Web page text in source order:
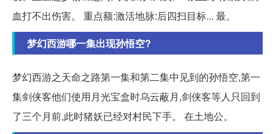
血打不出伤害。 重点额:激活地脉:后四扫目标... 最。
梦幻西游哪一集出现孙悟空?
梦幻西游之天命之路第一集和第二集中见到的孙悟空,第一
集剑侠客他们使用月光宝盒时乌云蔽月,剑侠客等人只回到
了三个月前,此时猪妖已经对村民下手。 在土地公。